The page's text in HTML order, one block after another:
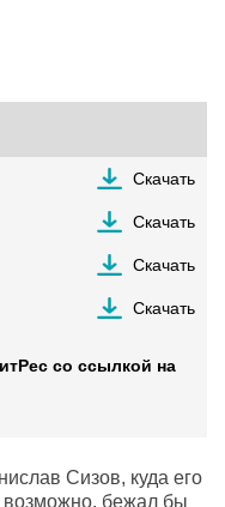
Скачать
Скачать
Скачать
Скачать
со ссылкой на
Сизов, куда его
возможно, бежал бы